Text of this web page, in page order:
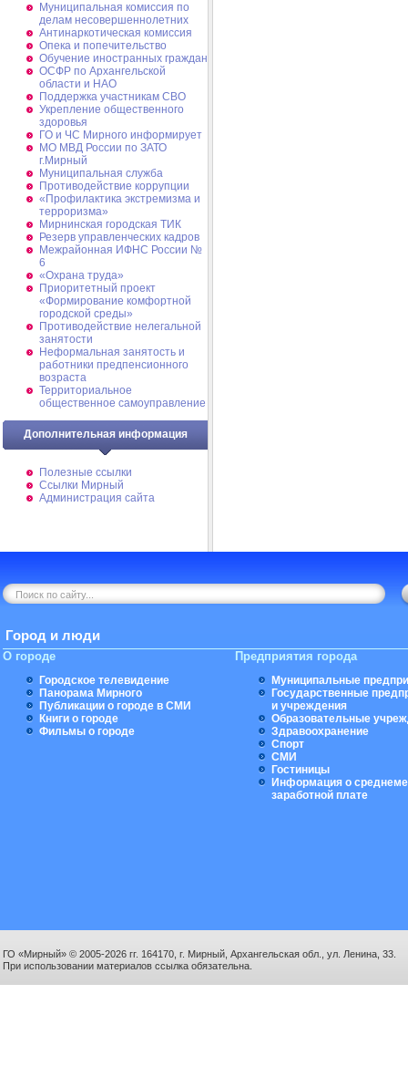
Муниципальная комиссия по
делам несовершеннолетних
Антинаркотическая комиссия
Опека и попечительство
Обучение иностранных граждан
ОСФР по Архангельской
области и НАО
Поддержка участникам СВО
Укрепление общественного
здоровья
ГО и ЧС Мирного информирует
МО МВД России по ЗАТО
г.Мирный
Муниципальная cлужба
Противодействие коррупции
«Профилактика экстремизма и
терроризма»
Мирнинская городская ТИК
Резерв управленческих кадров
Межрайонная ИФНС России №
6
«Охрана труда»
Приоритетный проект
«Формирование комфортной
городской среды»
Противодействие нелегальной
занятости
Неформальная занятость и
работники предпенсионного
возраста
Территориальное
общественное самоуправление
Дополнительная информация
Полезные ссылки
Ссылки Мирный
Администрация сайта
Город и люди
О городе
Городское телевидение
Панорама Мирного
Публикации о городе в СМИ
Книги о городе
Фильмы о городе
Предприятия города
Муниципальные
Государственные
и учреждения
Образовательные
Здравоохранение
Спорт
СМИ
Гостиницы
Информация о
заработной плате
ГО «Мирный» © 2005-2026 гг. 164170, г. Мирный, Архангельская обл., ул. Ленина, 33.
При использовании материалов ссылка обязательна.